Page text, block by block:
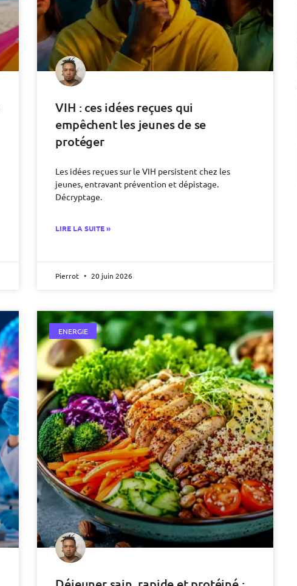
VIH : ces idées reçues qui
empêchent les jeunes de se
protéger
Les idées reçues sur le VIH persistent chez les
jeunes, entravant prévention et dépistage.
Décryptage.
LIRE LA SUITE »
Pierrot 20 juin 2026
ENERGIE